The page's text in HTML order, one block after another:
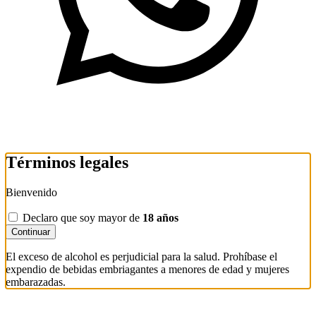
Términos legales
Bienvenido
Declaro que soy mayor de 18 años
Continuar
El exceso de alcohol es perjudicial para la salud. Prohíbase el
expendio de bebidas embriagantes a menores de edad y mujeres
embarazadas.